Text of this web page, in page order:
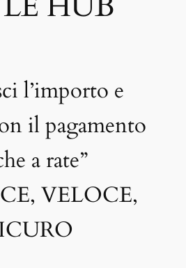
l’importo e
il pagamento
a rate”
VELOCE,